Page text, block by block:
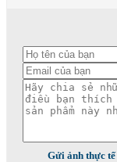
Gửi ảnh thực tế